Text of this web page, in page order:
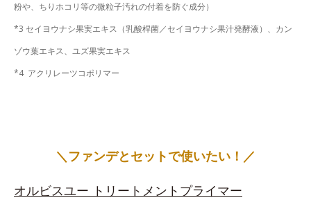
粉や、ちりホコリ等の微粒子汚れの付着を防ぐ成分）
*3 セイヨウナシ果実エキス（乳酸桿菌／セイヨウナシ果汁発酵液）、カン
ゾウ葉エキス、ユズ果実エキス
*4 アクリレーツコポリマー
＼ファンデとセットで使いたい！／
オルビスユー トリートメントプライマー